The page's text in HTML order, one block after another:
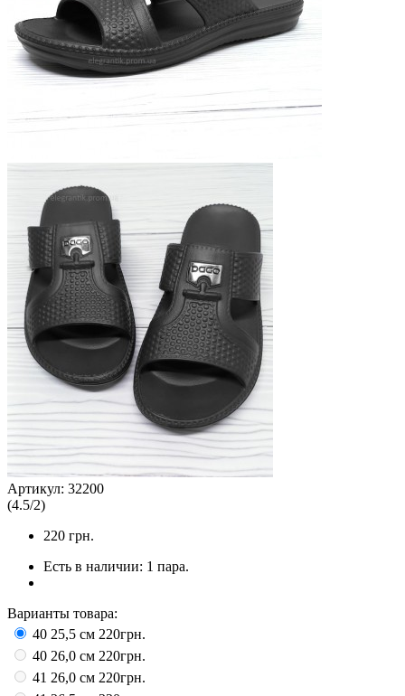
Артикул: 32200
(4.5/2)
220 грн.
Есть в наличии: 1 пара.
Варианты товара:
40 25,5 см 220грн.
40 26,0 см 220грн.
41 26,0 см 220грн.